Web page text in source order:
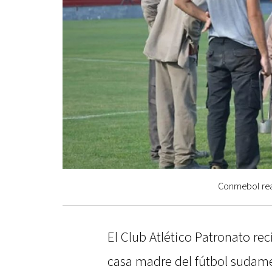
Conmebol
El Club Atlético Patronato
casa madre del fútbol